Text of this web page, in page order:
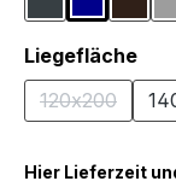
Anthrazit
Liegefläche
120x200
(Diese
Hier Lieferzeit